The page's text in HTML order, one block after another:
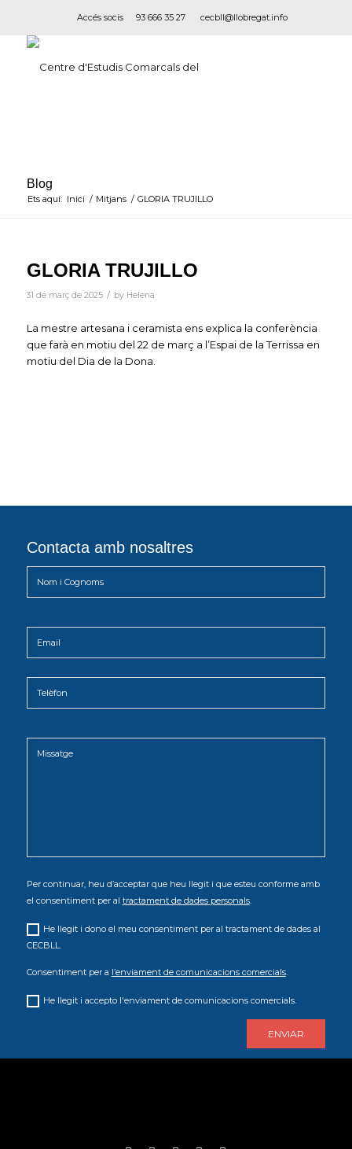
Accés socis 93 666 35 27 cecbll@llobregat.info
Blog
Ets aquí: Inici / Mitjans / GLORIA TRUJILLO
GLORIA TRUJILLO
31 de març de 2025 / by Helena
La mestre artesana i ceramista ens explica la conferència
que farà en motiu del 22 de març a l’Espai de la Terrissa en
motiu del Dia de la Dona.
Contacta amb nosaltres
Per continuar, heu d’acceptar que heu llegit i que esteu conforme amb
el consentiment per al tractament de dades personals.
He llegit i dono el meu consentiment per al tractament de dades al
CECBLL.
Consentiment per a l’enviament de comunicacions comercials.
He llegit i accepto l'enviament de comunicacions comercials.